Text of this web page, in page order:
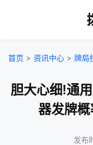
首页 > 资讯中心 > 牌局
胆大心细!通
器发牌
发布